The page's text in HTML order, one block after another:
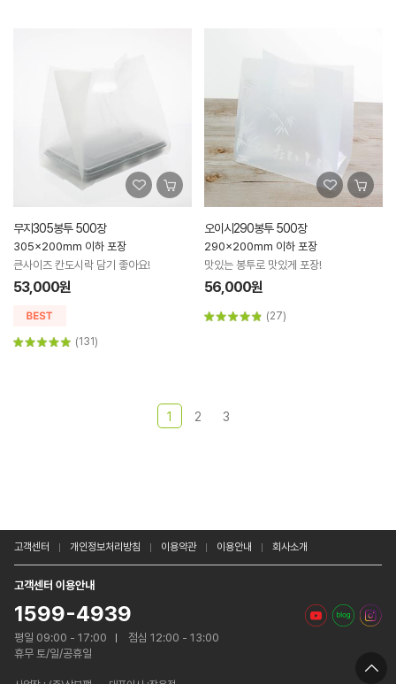
무지305봉투 500장
305x200mm 이하 포장
큰사이즈 칸도시락 담기 좋아요!
53,000원
(131)
오이시290봉투 500장
290x200mm 이하 포장
맛있는 봉투로 맛있게 포장!
56,000원
(27)
1 2 3
고객센터 개인정보처리방침 이용약관 이용안내 회사소개
고객센터 이용안내
1599-4939
평일 09:00 - 17:00
점심 12:00 - 13:00
휴무 토/일/공휴일